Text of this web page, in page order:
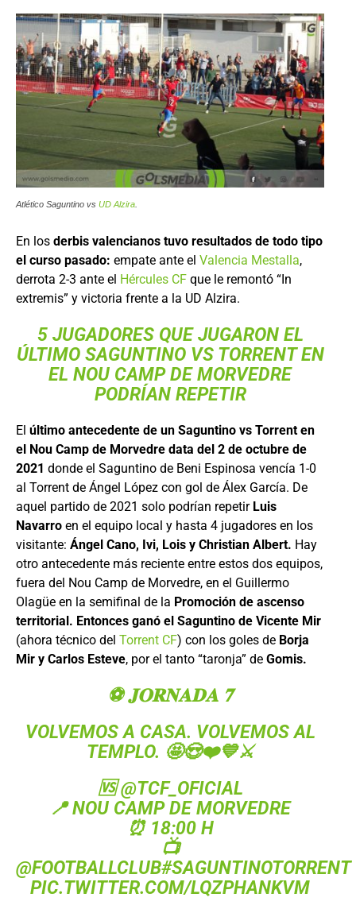
Atlético Saguntino vs UD Alzira
En los derbis valencianos tuvo resultados de todo tipo
el curso pasado: empate ante el Valencia Mestalla,
derrota 2-3 ante el Hércules CF que le remontó “In
extremis” y victoria frente a la UD Alzira.
5 JUGADORES QUE JUGARON EL
ÚLTIMO SAGUNTINO VS TORRENT EN
EL NOU CAMP DE MORVEDRE
PODRÍAN REPETIR
El último antecedente de un Saguntino vs Torrent en
el Nou Camp de Morvedre data del 2 de octubre de
2021 donde el Saguntino de Beni Espinosa vencía 1-0
al Torrent de Ángel López con gol de Álex García. De
aquel partido de 2021 solo podrían repetir Luis
Navarro en el equipo local y hasta 4 jugadores en los
visitante: Ángel Cano, Ivi, Lois y Christian Albert. Hay
otro antecedente más reciente entre estos dos equipos,
fuera del Nou Camp de Morvedre, en el Guillermo
Olagüe en la semifinal de la Promoción de ascenso
territorial. Entonces ganó el Saguntino de Vicente Mir
(ahora técnico del Torrent CF) con los goles de Borja
Mir y Carlos Esteve, por el tanto “taronja” de Gomis.
⚽ 𝐉𝐎𝐑𝐍𝐀𝐃𝐀 𝟕
VOLVEMOS A CASA. VOLVEMOS AL
TEMPLO. 🤩😍❤️💙⚔️
🆚@TCF_OFICIAL
📍 NOU CAMP DE MORVEDRE
⏰ 18:00 H
📺
@FOOTBALLCLUB#SAGUNTINOTORRENT
PIC.TWITTER.COM/LQZPHANKVM